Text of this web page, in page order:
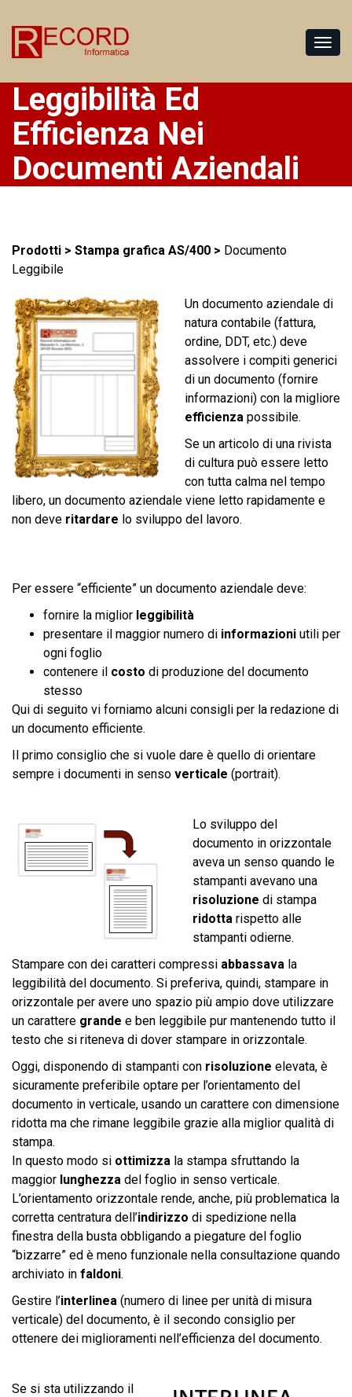
Leggibilità Ed
Efficienza Nei
Documenti Aziendali
Prodotti > Stampa grafica AS/400 > Documento
Leggibile
Un documento aziendale di
natura contabile (fattura,
ordine, DDT, etc.) deve
assolvere i compiti generici
di un documento (fornire
informazioni) con la migliore
efficienza possibile.
Se un articolo di una rivista
di cultura può essere letto
con tutta calma nel tempo
libero, un documento aziendale viene letto rapidamente e
non deve ritardare lo sviluppo del lavoro.
Per essere “efficiente” un documento aziendale deve:
fornire la miglior leggibilità
presentare il maggior numero di informazioni utili per
ogni foglio
contenere il costo di produzione del documento
stesso
Qui di seguito vi forniamo alcuni consigli per la redazione di
un documento efficiente.
Il primo consiglio che si vuole dare è quello di orientare
sempre i documenti in senso verticale (portrait).
Lo sviluppo del
documento in orizzontale
aveva un senso quando le
stampanti avevano una
risoluzione di stampa
ridotta rispetto alle
stampanti odierne.
Stampare con dei caratteri compressi abbassava la
leggibilità del documento. Si preferiva, quindi, stampare in
orizzontale per avere uno spazio più ampio dove utilizzare
un carattere grande e ben leggibile pur mantenendo tutto il
testo che si riteneva di dover stampare in orizzontale.
Oggi, disponendo di stampanti con risoluzione elevata, è
sicuramente preferibile optare per l’orientamento del
documento in verticale, usando un carattere con dimensione
ridotta ma che rimane leggibile grazie alla miglior qualità di
stampa.
In questo modo si ottimizza la stampa sfruttando la
maggior lunghezza del foglio in senso verticale.
L’orientamento orizzontale rende, anche, più problematica la
corretta centratura dell’indirizzo di spedizione nella
finestra della busta obbligando a piegature del foglio
“bizzarre” ed è meno funzionale nella consultazione quando
archiviato in faldoni.
Gestire l’interlinea (numero di linee per unità di misura
verticale) del documento, è il secondo consiglio per
ottenere dei miglioramenti nell’efficienza del documento.
Se si sta utilizzando il